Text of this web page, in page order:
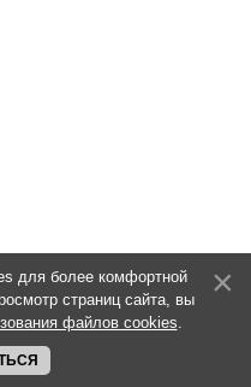
для более комфортной
страниц сайта, вы
файлов cookies.